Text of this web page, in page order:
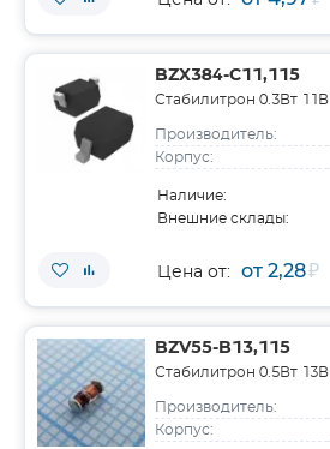
BZX384-C11,115
Стабилитрон 0.3Вт 11В
Производитель:
Корпус:
Наличие:
Внешние склады:
Цена от: от 2,28₽
BZV55-B13,115
Стабилитрон 0.5Вт 13В
Производитель:
Корпус: